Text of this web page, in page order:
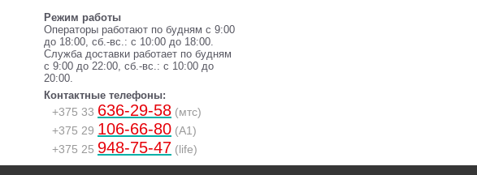
Режим работы
Операторы работают по будням с 9:00
до 18:00, сб.-вс.: с 10:00 до 18:00.
Служба доставки работает по будням
с 9:00 до 22:00, сб.-вс.: с 10:00 до
20:00.
Контактные телефоны:
+375 33 636-29-58 (мтс)
+375 29 106-66-80 (A1)
+375 25 948-75-47 (life)